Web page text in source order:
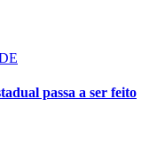
passa a ser feito